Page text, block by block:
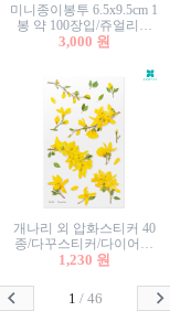
미니종이봉투 6.5x9.5cm 1
봉 약 100장입/쥬얼리봉
투/증명사진봉투/악세사
3,000 원
개나리 외 압화스티커 40
종/다꾸스티커/다이어리
꾸미기/꽃스티커/자연물
1,230 원
1 /46